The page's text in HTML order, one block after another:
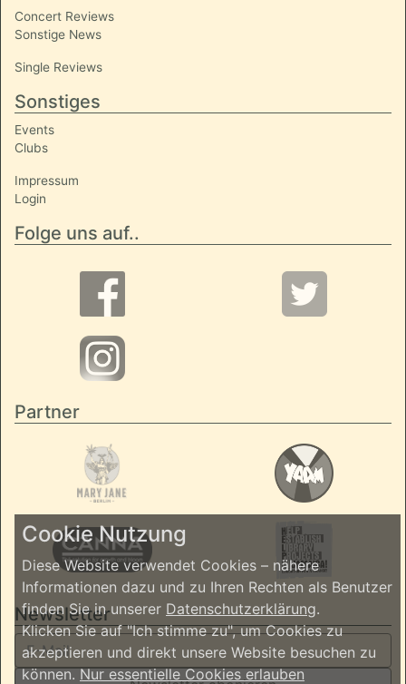
Concert Reviews
Sonstige News
Single Reviews
Sonstiges
Events
Clubs
Impressum
Login
Folge uns auf..
Partner
Newsletter
Cookie Nutzung
Diese Website verwendet Cookies – nähere
Informationen dazu und zu Ihren Rechten als Benutzer
finden Sie in unserer Datenschutzerklärung.
Klicken Sie auf "Ich stimme zu", um Cookies zu
akzeptieren und direkt unsere Website besuchen zu
können.Nur essentielle Cookies erlauben